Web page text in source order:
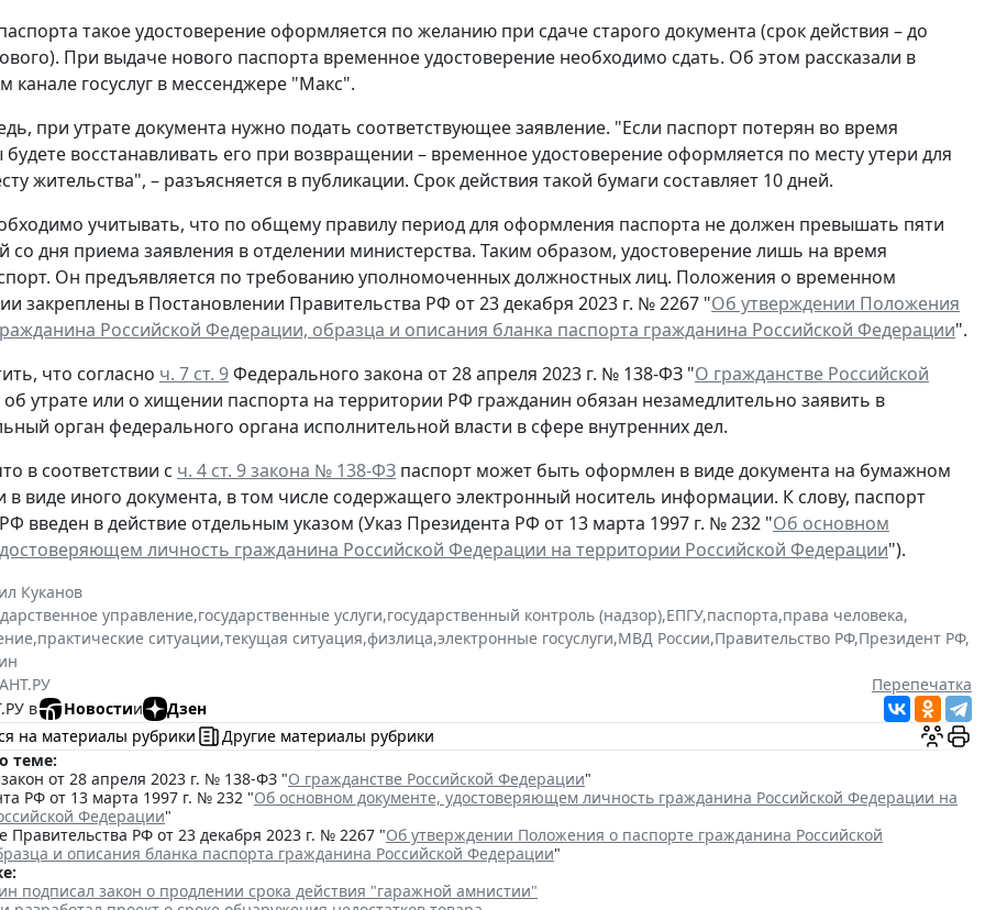
такое удостоверение оформляется по желанию при сдаче старого документа (срок действия – до
При выдаче нового паспорта временное удостоверение необходимо сдать. Об этом рассказали в
канале госуслуг в мессенджере "Макс".
при утрате документа нужно подать соответствующее заявление. "Если паспорт потерян во время
будете восстанавливать его при возвращении – временное удостоверение оформляется по месту утери для
жительства", – разъясняется в публикации. Срок действия такой бумаги составляет 10 дней.
учитывать, что по общему правилу период для оформления паспорта не должен превышать пяти
со дня приема заявления в отделении министерства. Таким образом, удостоверение лишь на время
Он предъявляется по требованию уполномоченных должностных лиц. Положения о временном
закреплены в Постановлении Правительства РФ от 23 декабря 2023 г. № 2267 "Об утверждении Положения
Российской Федерации, образца и описания бланка паспорта гражданина Российской Федерации".
что согласно ч. 7 ст. 9Федерального закона от 28 апреля 2023 г. № 138-ФЗ "О гражданстве Российской
об утрате или о хищении паспорта на территории РФ гражданин обязан незамедлительно заявить в
орган федерального органа исполнительной власти в сфере внутренних дел.
в соответствии с ч. 4 ст. 9 закона № 138-ФЗ паспорт может быть оформлен в виде документа на бумажном
в виде иного документа, в том числе содержащего электронный носитель информации. К слову, паспорт
введен в действие отдельным указом (Указ Президента РФ от 13 марта 1997 г. № 232 "Об основном
личность гражданина Российской Федерации на территории Российской Федерации").
Куканов
управление,государственные услуги,государственный контроль (надзор),ЕПГУ,паспорта,права человека,
,практические ситуации,текущая ситуация,физлица,электронные госуслуги,МВД России,Правительство РФ,Президент РФ,
Перепечатка
в
Новостии
Дзен
на материалы рубрики
Другие материалы рубрики
теме:
от 28 апреля 2023 г. № 138-ФЗ "О гражданстве Российской Федерации"
РФ от 13 марта 1997 г. № 232 "Об основном документе, удостоверяющем личность гражданина Российской Федерации на
Федерации"
Правительства РФ от 23 декабря 2023 г. № 2267 "Об утверждении Положения о паспорте гражданина Российской
и описания бланка паспорта гражданина Российской Федерации"
подписал закон о продлении срока действия "гаражной амнистии"